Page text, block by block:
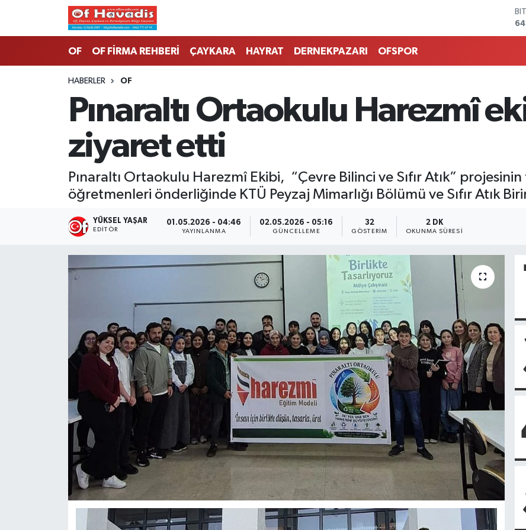
OF OF FİRMA REHBERİ ÇAYKARA HAYRAT DERNEKPAZARI OFSPOR
HABERLER OF
Pınaraltı Ortaokulu Harezmî
ziyaret etti
Pınaraltı Ortaokulu Harezmî Ekibi, “Çevre Bilinci ve Sıfır Atık”
öğretmenleri önderliğinde KTÜ Peyzaj Mimarlığı Bölümü ve Sıfır Atık
YÜKSEL YAŞAR
EDITÖR
01.05.2026 - 04:46
YAYINLANMA
02.05.2026 - 05:16
GÜNCELLEME
32
GÖSTERIM
2 DK
OKUNMA SÜRESI
Trabzon Nöbetçi Eczaneler
Trabzon Namaz Vakitleri
Trabzon Trafik Yoğunluk Haritası
Süper Lig Puan Durumu ve Fikstür
Tüm Manşetler
Son Dakika Haberleri
Haber Arşivi